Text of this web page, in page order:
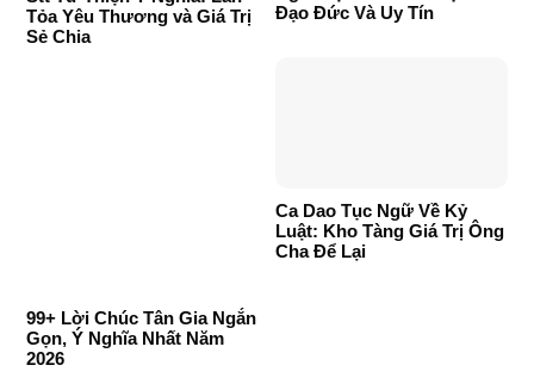
Tỏa Yêu Thương và Giá Trị
Sẻ Chia
Đạo Đức Và Uy Tín
Ca Dao Tục Ngữ Về Kỷ
Luật: Kho Tàng Giá Trị Ông
Cha Để Lại
99+ Lời Chúc Tân Gia Ngắn
Gọn, Ý Nghĩa Nhất Năm
2026